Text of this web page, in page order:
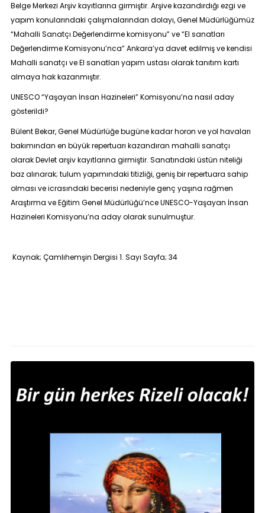
Belge Merkezi Arşiv kayıtlarına girmiştir. Arşive kazandırdığı ezgi ve
yapım konularındaki çalışmalarından dolayı, Genel Müdürlüğümüz
“Mahalli Sanatçı Değerlendirme komisyonu” ve“El sanatları
Değerlendirme Komisyonu’nca” Ankara’ya davet edilmiş ve kendisi
Mahalli sanatçı ve El sanatları yapım ustası olarak tanıtım kartı
almaya hak kazanmıştır.
UNESCO “Yaşayan İnsan Hazineleri” Komisyonu’na nasıl aday
gösterildi?
Bülent Bekar, Genel Müdürlüğe bugüne kadar horon ve yol havaları
bakımından en büyük repertuarı kazandıran mahalli sanatçı
olarak Devlet arşiv kayıtlarına girmiştir. Sanatındaki üstün niteliği
baz alınarak; tulum yapımındaki titizliği, geniş bir repertuara sahip
olması ve icrasındaki becerisi nedeniyle genç yaşına rağmen
Araştırma ve Eğitim Genel Müdürlüğü’nce UNESCO-Yaşayan İnsan
Hazineleri Komisyonu’na aday olarak sunulmuştur.
Kaynak; Çamlıhemşin Dergisi 1. Sayı Sayfa; 34